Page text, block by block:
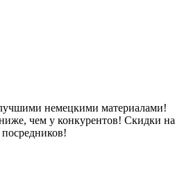
немецкими материалами!
чем у конкурентов! Скидки на